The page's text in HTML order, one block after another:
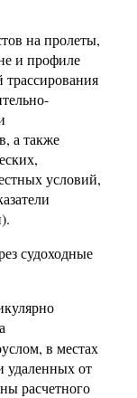
на пролеты,
и профиле
трассирования
а также
условий,
судоходные
в местах
удаленных от
расчетного